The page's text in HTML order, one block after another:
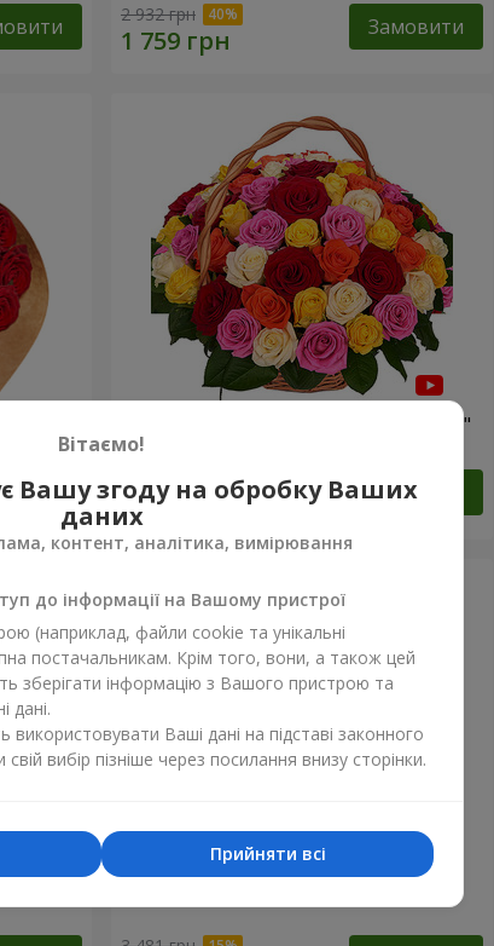
2 932 грн Замовити
Кошик "51 різнокольорова троянда"
4 941 грн Замовити
Вітаємо!
Вашу згоду на обробку Ваших
даних
контент, аналітика, вимірювання
до інформації на Вашому пристрої
(наприклад, файли cookie та унікальні
постачальникам. Крім того, вони, а також цей
зберігати інформацію з Вашого пристрою та
дані.
Ваші дані на підставі законного
вибір пізніше через посилання внизу сторінки.
Прийняти всі